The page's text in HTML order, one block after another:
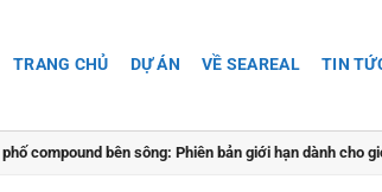
TRANG CHỦ DỰ ÁN VỀ SEAREAL TIN
phố compound bên sông: Phiên bản giới hạn dành cho